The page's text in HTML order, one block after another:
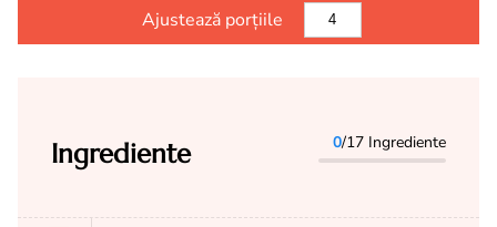
Ajustează porțiile
Ingrediente 0/17 Ingrediente